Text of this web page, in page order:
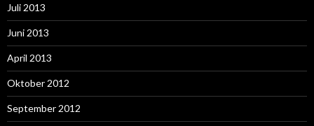
Juli 2013
Juni 2013
April 2013
Oktober 2012
September 2012